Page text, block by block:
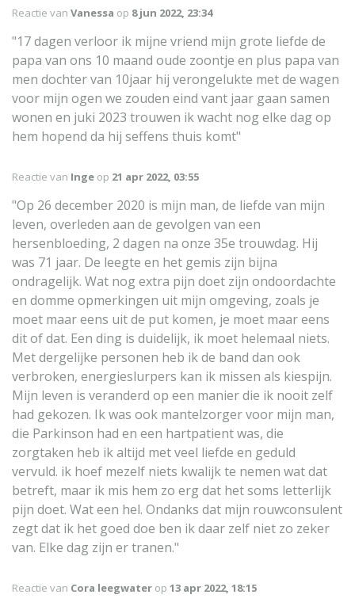
Reactie van Vanessa op 8 jun 2022, 23:34
"17 dagen verloor ik mijne vriend mijn grote liefde de
papa van ons 10 maand oude zoontje en plus papa van
men dochter van 10jaar hij verongelukte met de wagen
voor mijn ogen we zouden eind vant jaar gaan samen
wonen en juki 2023 trouwen ik wacht nog elke dag op
hem hopend da hij seffens thuis komt"
Reactie van Inge op 21 apr 2022, 03:55
"Op 26 december 2020 is mijn man, de liefde van mijn
leven, overleden aan de gevolgen van een
hersenbloeding, 2 dagen na onze 35e trouwdag. Hij
was 71 jaar. De leegte en het gemis zijn bijna
ondragelijk. Wat nog extra pijn doet zijn ondoordachte
en domme opmerkingen uit mijn omgeving, zoals je
moet maar eens uit de put komen, je moet maar eens
dit of dat. Een ding is duidelijk, ik moet helemaal niets.
Met dergelijke personen heb ik de band dan ook
verbroken, energieslurpers kan ik missen als kiespijn.
Mijn leven is veranderd op een manier die ik nooit zelf
had gekozen. Ik was ook mantelzorger voor mijn man,
die Parkinson had en een hartpatient was, die
zorgtaken heb ik altijd met veel liefde en geduld
vervuld. ik hoef mezelf niets kwalijk te nemen wat dat
betreft, maar ik mis hem zo erg dat het soms letterlijk
pijn doet. Wat een hel. Ondanks dat mijn rouwconsulent
zegt dat ik het goed doe ben ik daar zelf niet zo zeker
van. Elke dag zijn er tranen."
Reactie van Cora leegwater op 13 apr 2022, 18:15